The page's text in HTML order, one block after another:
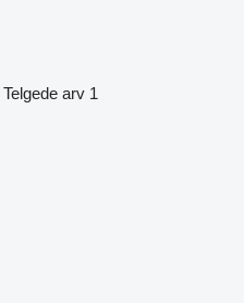
Telgede arv 1